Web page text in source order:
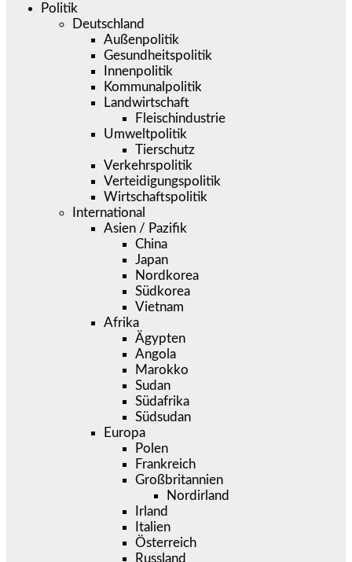
Politik
Deutschland
Außenpolitik
Gesundheitspolitik
Innenpolitik
Kommunalpolitik
Landwirtschaft
Fleischindustrie
Umweltpolitik
Tierschutz
Verkehrspolitik
Verteidigungspolitik
Wirtschaftspolitik
International
Asien / Pazifik
China
Japan
Nordkorea
Südkorea
Vietnam
Afrika
Ägypten
Angola
Marokko
Sudan
Südafrika
Südsudan
Europa
Polen
Frankreich
Großbritannien
Nordirland
Irland
Italien
Österreich
Russland